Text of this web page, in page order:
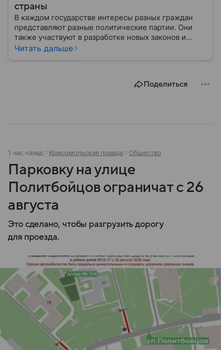
страны
В каждом государстве интересы разных граждан
представляют разные политические партии. Они
также участвуют в разработке новых законов и
помогают управлять страной. Некоторые из них
Вспоминаем, как партия «Единая Россия» стала
Читать дальше
Поделиться
1 час назад Комсомольская правда Общество
Парковку на улице
Политбойцов ограничат с 26
августа
Это сделано, чтобы разгрузить дорогу
для проезда.